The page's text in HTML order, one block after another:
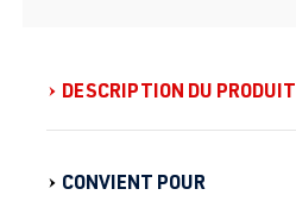
DESCRIPTION DU PRODUIT
CONVIENT POUR